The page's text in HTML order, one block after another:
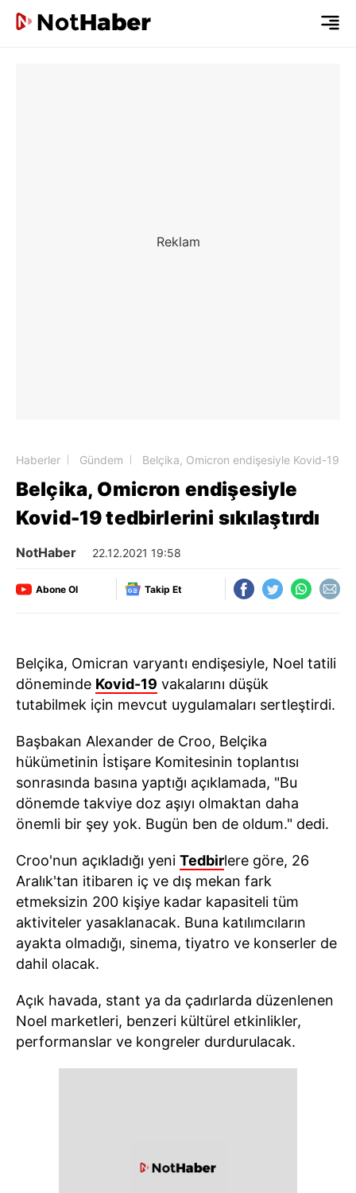
Haberler Gündem Belçika, Omicron endişesiyle Kovid-19
Belçika, Omicron endişesiyle
Kovid-19 tedbirlerini sıkılaştırdı
NotHaber 22.12.2021 19:58
Abone Ol Takip Et
Belçika, Omicran varyantı endişesiyle, Noel tatili
döneminde Kovid-19 vakalarını düşük
tutabilmek için mevcut uygulamaları sertleştirdi.
Başbakan Alexander de Croo, Belçika
hükümetinin İstişare Komitesinin toplantısı
sonrasında basına yaptığı açıklamada, "Bu
dönemde takviye doz aşıyı olmaktan daha
önemli bir şey yok. Bugün ben de oldum." dedi.
Croo'nun açıkladığı yeni Tedbirlere göre, 26
Aralık'tan itibaren iç ve dış mekan fark
etmeksizin 200 kişiye kadar kapasiteli tüm
aktiviteler yasaklanacak. Buna katılımcıların
ayakta olmadığı, sinema, tiyatro ve konserler de
dahil olacak.
Açık havada, stant ya da çadırlarda düzenlenen
Noel marketleri, benzeri kültürel etkinlikler,
performanslar ve kongreler durdurulacak.